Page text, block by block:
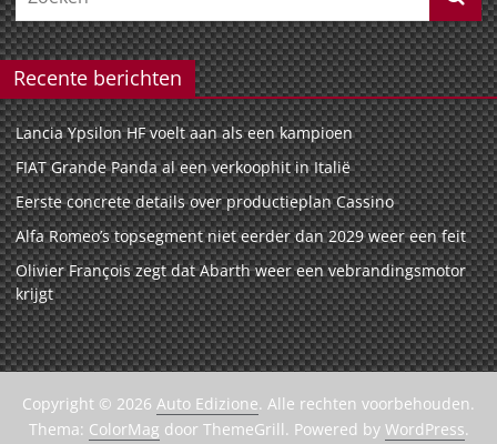
Recente berichten
Lancia Ypsilon HF voelt aan als een kampioen
FIAT Grande Panda al een verkoophit in Italië
Eerste concrete details over productieplan Cassino
Alfa Romeo’s topsegment niet eerder dan 2029 weer een feit
Olivier François zegt dat Abarth weer een vebrandingsmotor
krijgt
Copyright © 2026 Auto Edizione. Alle rechten voorbehouden.
Thema: ColorMag door ThemeGrill. Powered by WordPress.